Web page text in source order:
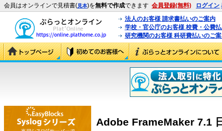
会員はオンラインで見積書(見本)を無料で作成できます 会員登録(無料) ログイン
法人のお客様 請求書払いのご案内
学校・官公庁のお客様 校費・公費
研究機関のお客様 科研費払いのご
Adobe FrameMaker 7.1